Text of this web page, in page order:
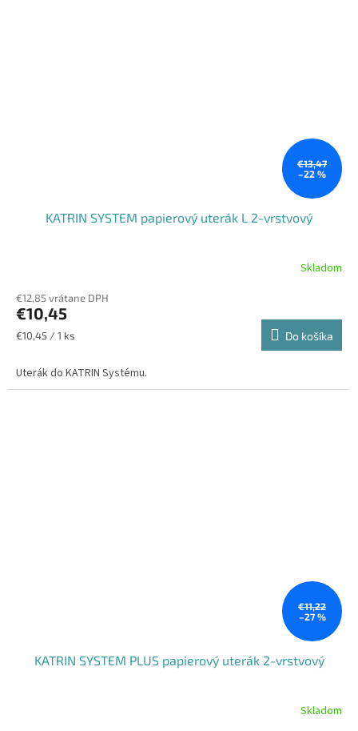
€13,47
–22 %
KATRIN SYSTEM papierový uterák L 2-vrstvový
Skladom
€12,85 vrátane DPH
€10,45
Jednotková
€10,45 / 1 ks Do košíka
Uterák do KATRIN Systému.
€11,22
–27 %
KATRIN SYSTEM PLUS papierový uterák 2-vrstvový
Skladom